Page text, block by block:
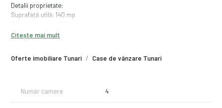
Oferte imobiliare Tunari Case de vânzare Tunari
Detalii proprietate:
Suprafață utilă: 140 mp
Terasă generoasă: 20 mp
de depozitare
Citește mai mult
Număr camere 4